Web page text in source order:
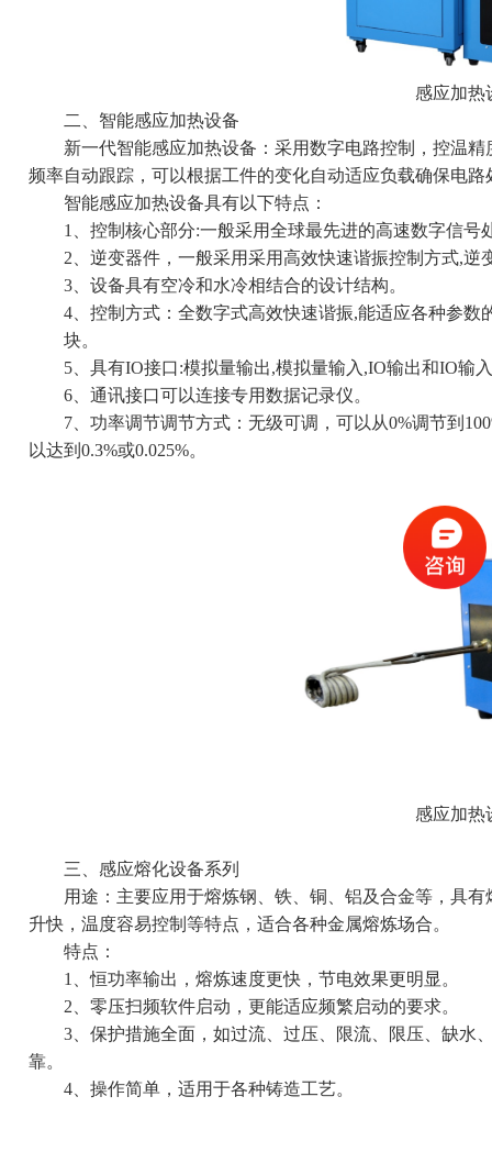
感应加热
二、智能感应加热设备
新一代智能感应加热设备：采用数字电路控制，控温精
频率自动跟踪，可以根据工件的变化自动适应负载确保电
智能感应加热设备具有以下特点：
1、控制核心部分:一般采用全球最先进的高速数字信号
2、逆变器件，一般采用采用高效快速谐振控制方式,逆
3、设备具有空冷和水冷相结合的设计结构。
4、控制方式：全数字式高效快速谐振,能适应各种参数
块。
5、具有IO接口:模拟量输出,模拟量输入,IO输出和IO输入
6、通讯接口可以连接专用数据记录仪。
7、功率调节调节方式：无级可调，可以从0%调节到
以达到0.3%或0.025%。
感应加热
三、感应熔化设备系列
用途：主要应用于熔炼钢、铁、铜、铝及合金等，具有
升快，温度容易控制等特点，适合各种金属熔炼场合。
特点：
1、恒功率输出，熔炼速度更快，节电效果更明显。
2、零压扫频软件启动，更能适应频繁启动的要求。
3、保护措施全面，如过流、过压、限流、限压、缺水
靠。
4、操作简单，适用于各种铸造工艺。